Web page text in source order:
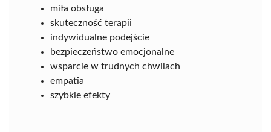
miła obsługa
skuteczność terapii
indywidualne podejście
bezpieczeństwo emocjonalne
wsparcie w trudnych chwilach
empatia
szybkie efekty